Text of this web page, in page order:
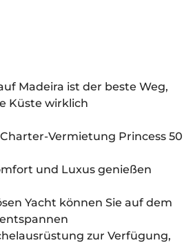
Madeira ist der beste Weg,
Küste wirklich
Vermietung Princess 50
und Luxus genießen
Yacht können Sie auf dem
zur Verfügung,